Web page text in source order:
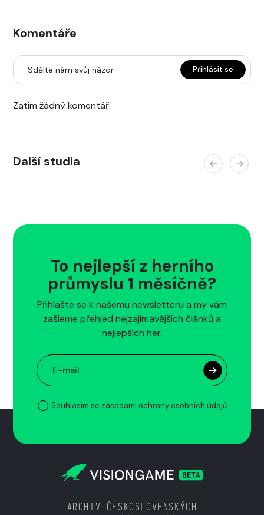
Komentáře
Sdělte nám svůj názor Přihlásit se
Zatím žádný komentář.
Další studia
To nejlepší z herního
průmyslu 1 měsíčně?
Přihlašte se k našemu newsletteru a my vám
zašleme přehled nejzajímavějších článků a
nejlepších her.
Souhlasím se zásadami ochrany osobních údajů
ARCHIV ČESKOSLOVENSKÝCH